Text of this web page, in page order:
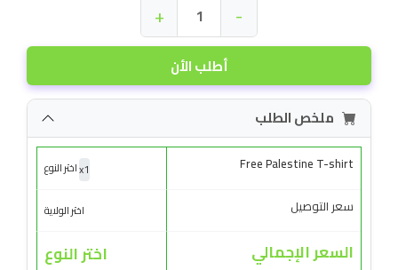
أطلب الأن
-
+
ملخص الطلب
Free Palestine T-shirt
x1 اختر النوع
سعر التوصيل اختر الولاية
السعر الإجمالي اختر النوع